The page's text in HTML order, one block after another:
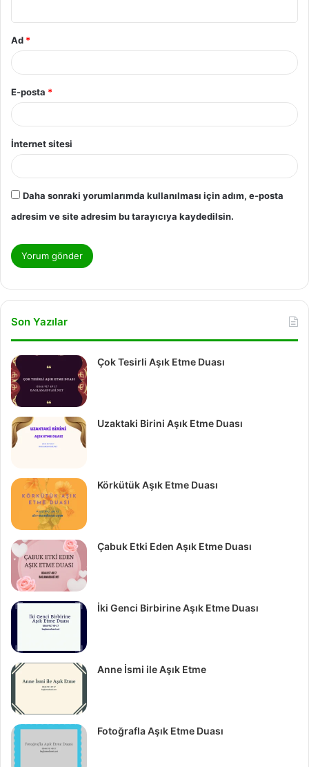
Ad *
E-posta *
İnternet sitesi
Daha sonraki yorumlarımda kullanılması için adım, e-posta
adresim ve site adresim bu tarayıcıya kaydedilsin.
Son Yazılar
Çok Tesirli Aşık Etme Duası
Uzaktaki Birini Aşık Etme Duası
Körkütük Aşık Etme Duası
Çabuk Etki Eden Aşık Etme Duası
İki Genci Birbirine Aşık Etme Duası
Anne İsmi ile Aşık Etme
Fotoğrafla Aşık Etme Duası